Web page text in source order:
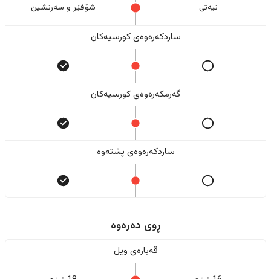
نیەتی شۆفێر و سەرنشین
ساردکەرەوەی کورسیەکان
گەرمکەرەوەی کورسیەکان
ساردکەرەوەی پشتەوە
ڕوی دەرەوە
قەبارەی ویل